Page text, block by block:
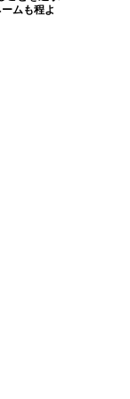
ムも程よ